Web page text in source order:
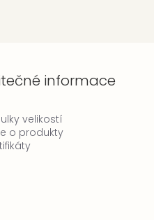
informace
velikostí
o produkty